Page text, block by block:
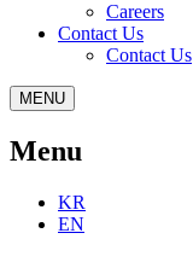
Careers
Contact Us
Contact Us
MENU
Menu
KR
EN